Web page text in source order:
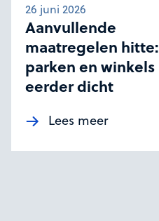
Aanvullende
maatregelen hitte:
parken en winkels
eerder dicht
26 juni 2026
Lees meer